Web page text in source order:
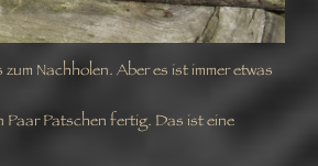
Nachholen. Aber es ist immer etwas
Paar Patschen fertig. Das ist eine